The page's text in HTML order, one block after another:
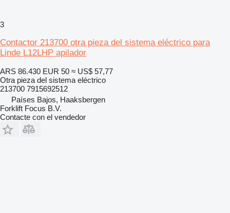
3
Contactor 213700 otra pieza del sistema eléctrico para
Linde L12LHP apilador
ARS 86.430 EUR 50 ≈ US$ 57,77
Otra pieza del sistema eléctrico
213700 7915692512
Países Bajos, Haaksbergen
Forklift Focus B.V.
Contacte con el vendedor